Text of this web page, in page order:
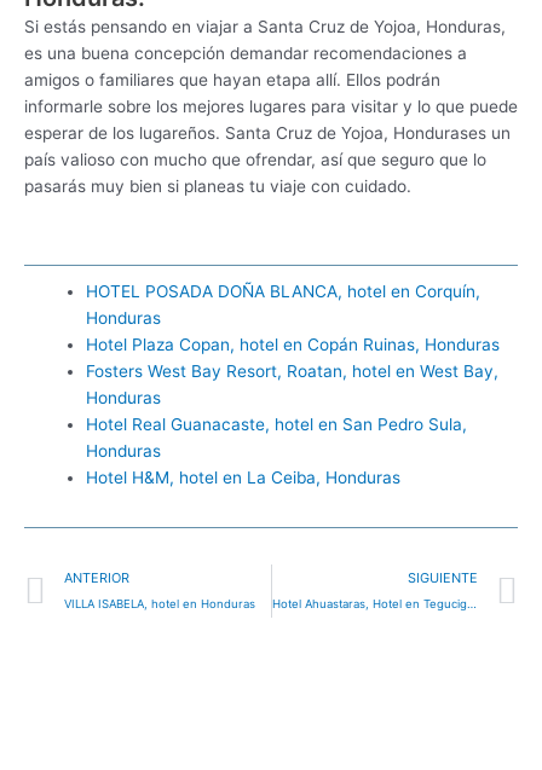
Si estás pensando en viajar a Santa Cruz de Yojoa, Honduras,
es una buena concepción demandar recomendaciones a
amigos o familiares que hayan etapa allí. Ellos podrán
informarle sobre los mejores lugares para visitar y lo que puede
esperar de los lugareños. Santa Cruz de Yojoa, Hondurases un
país valioso con mucho que ofrendar, así que seguro que lo
pasarás muy bien si planeas tu viaje con cuidado.
HOTEL POSADA DOÑA BLANCA, hotel en Corquín,
Honduras
Hotel Plaza Copan, hotel en Copán Ruinas, Honduras
Fosters West Bay Resort, Roatan, hotel en West Bay,
Honduras
Hotel Real Guanacaste, hotel en San Pedro Sula,
Honduras
Hotel H&M, hotel en La Ceiba, Honduras
Ant
ANTERIOR
VILLA ISABELA, hotel en Honduras
SIGUIENTE
Hotel Ahuastaras, Hotel en Tegucigalpa, Honduras